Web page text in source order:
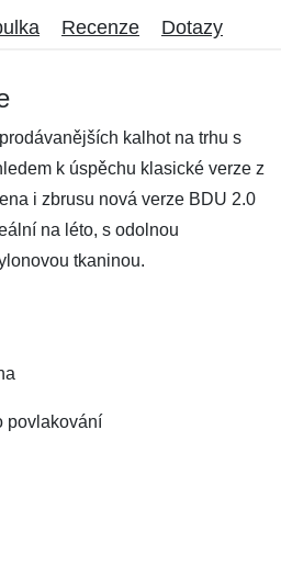
Recenze Dotazy
kalhot na trhu s
k úspěchu klasické verze z
i zbrusu nová verze BDU 2.0
na léto, s odolnou
tkaninou.
povlakování